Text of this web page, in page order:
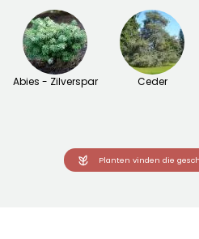
Abies - Zilverspar Ceder
Planten vinden die